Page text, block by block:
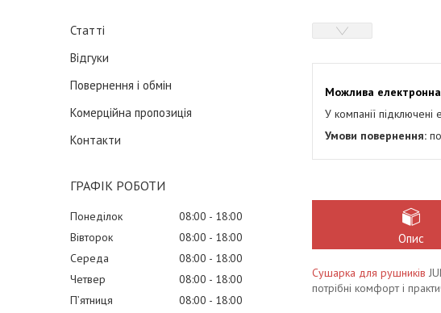
Статті
Відгуки
Повернення і обмін
Комерційна пропозиція
Контакти
ГРАФІК РОБОТИ
Понеділок 08:00
18:00
Вівторок
08:00
18:00
Середа
08:00
18:00
Четвер
08:00
18:00
Пʼятниця
08:00
18:00
У компанії
Опис
Сушарка для рушників
потрібні комфорт і